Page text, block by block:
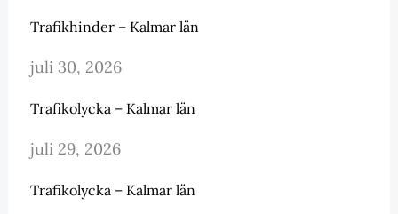
Trafikhinder – Kalmar län
juli 30, 2026
Trafikolycka – Kalmar län
juli 29, 2026
Trafikolycka – Kalmar län